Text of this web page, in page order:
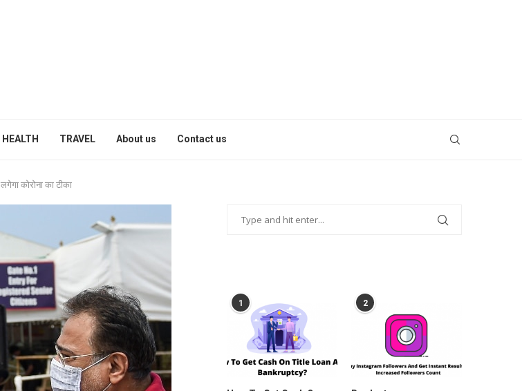
HEALTH TRAVEL About us Contact us
कोरोना का टीका
1 2